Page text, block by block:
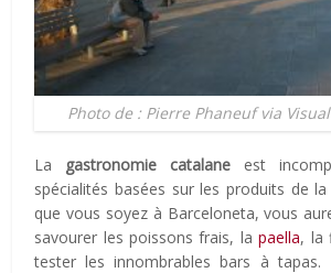
Photo de : Pierre Phaneuf via
La gastronomie catalane est
spécialités basées sur les produits de
que vous soyez à Barceloneta, vous
savourer les poissons frais, lapaella, la
tester les innombrables bars à tapas.